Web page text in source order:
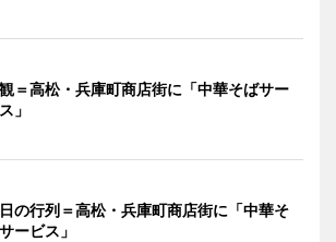
＝高松・兵庫町商店街に「中華そばサー
」
の行列＝高松・兵庫町商店街に「中華そ
ービス」